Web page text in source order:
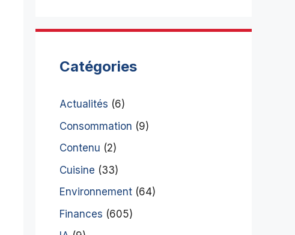
Catégories
Actualités (6)
Consommation (9)
Contenu (2)
Cuisine (33)
Environnement (64)
Finances (605)